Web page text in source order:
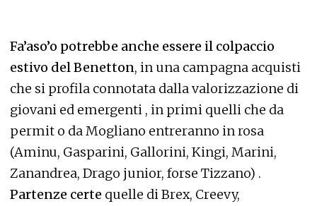
Fa’aso’o potrebbe anche essere il colpaccio
estivo del Benetton, in una campagna acquisti
che si profila connotata dalla valorizzazione di
giovani ed emergenti , in primi quelli che da
permit o da Mogliano entreranno in rosa
(Aminu, Gasparini, Gallorini, Kingi, Marini,
Zanandrea, Drago junior, forse Tizzano) .
Partenze certe quelle di Brex, Creevy,